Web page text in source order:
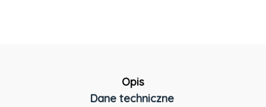
Opis
Dane techniczne